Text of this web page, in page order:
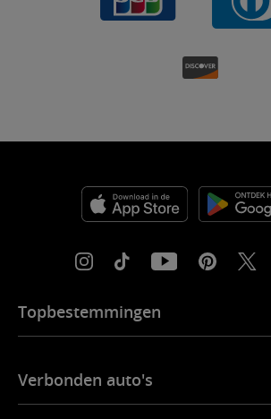
Topbestemmingen
eSIM voor Europa
Verbonden auto's